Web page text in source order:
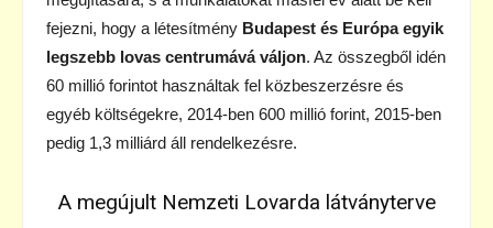
fejezni, hogy a létesítmény Budapest és Európa egyik
legszebb lovas centrumává váljon. Az összegből idén
60 millió forintot használtak fel közbeszerzésre és
egyéb költségekre, 2014-ben 600 millió forint, 2015-ben
pedig 1,3 milliárd áll rendelkezésre.
A megújult Nemzeti Lovarda látványterve